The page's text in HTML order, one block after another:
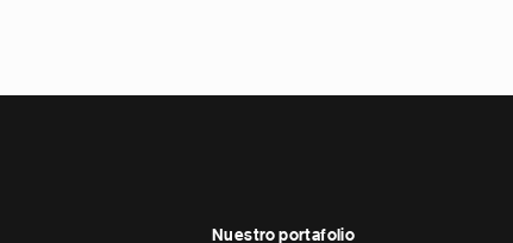
Nuestro portafolio